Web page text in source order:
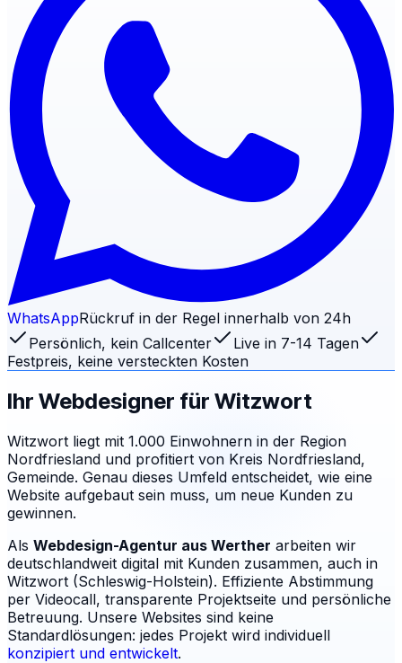
WhatsAppRückruf in der Regel innerhalb von 24h
Persönlich, kein Callcenter
Live in 7-14 Tagen
Festpreis, keine versteckten Kosten
Ihr Webdesigner für Witzwort
Witzwort liegt mit 1.000 Einwohnern in der Region
Nordfriesland und profitiert von Kreis Nordfriesland,
Gemeinde. Genau dieses Umfeld entscheidet, wie eine
Website aufgebaut sein muss, um neue Kunden zu
gewinnen.
Als Webdesign-Agentur aus Werther arbeiten wir
deutschlandweit digital mit Kunden zusammen, auch in
Witzwort (Schleswig-Holstein). Effiziente Abstimmung
per Videocall, transparente Projektseite und persönliche
Betreuung. Unsere Websites sind keine
Standardlösungen: jedes Projekt wird individuell
konzipiert und entwickelt.